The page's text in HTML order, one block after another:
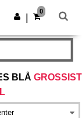
Last ned app
0
BLÅ GROSSIST